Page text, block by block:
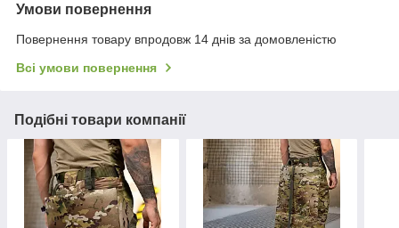
Умови повернення
Повернення товару впродовж 14 днів за домовленістю
Всі умови повернення
Подібні товари компанії